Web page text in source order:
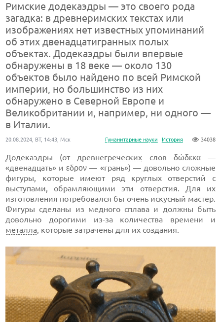
Римские додекаэдры — это своего рода
загадка: в древнеримских текстах или
изображениях нет известных упоминаний
об этих двенадцатигранных полых
объектах. Додекаэдры были впервые
обнаружены в 18 веке — около 130
объектов было найдено по всей Римской
империи, но большинство из них
обнаружено в Северной Европе и
Великобритании и, например, ни одного —
в Италии.
Гуманитарные науки История 34038
20.08.2024, ВТ, 14:43, Мск
Додекаэдры (от древнегреческих слов δώδεκα —
«двенадцать» и εδρον — «грань») — довольно сложные
фигуры, которые имеют ряд круглых отверстий с
выступами, обрамляющими эти отверстия. Для их
изготовления потребовался бы очень искусный мастер.
Фигуры сделаны из медного сплава и должны быть
довольно дорогими из-за количества времени и
металла, которые затрачены для их создания.